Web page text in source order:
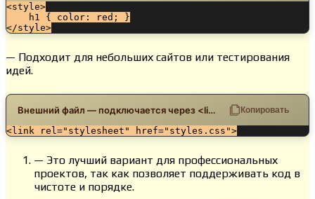
<style>
    h1 { color: red; }
</style>
— Подходит для небольших сайтов или тестирования
идей.
Внешний файл — подключается через <link> в <head>: Копировать
<link rel="stylesheet" href="styles.css">
— Это лучший вариант для профессиональных
проектов, так как позволяет поддерживать код в
чистоте и порядке.